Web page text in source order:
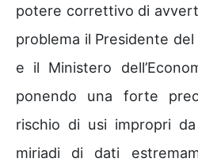
potere correttivo di
problema il Presidente
e il Ministero
ponendo una forte
rischio di usi impropri
miriadi di dati